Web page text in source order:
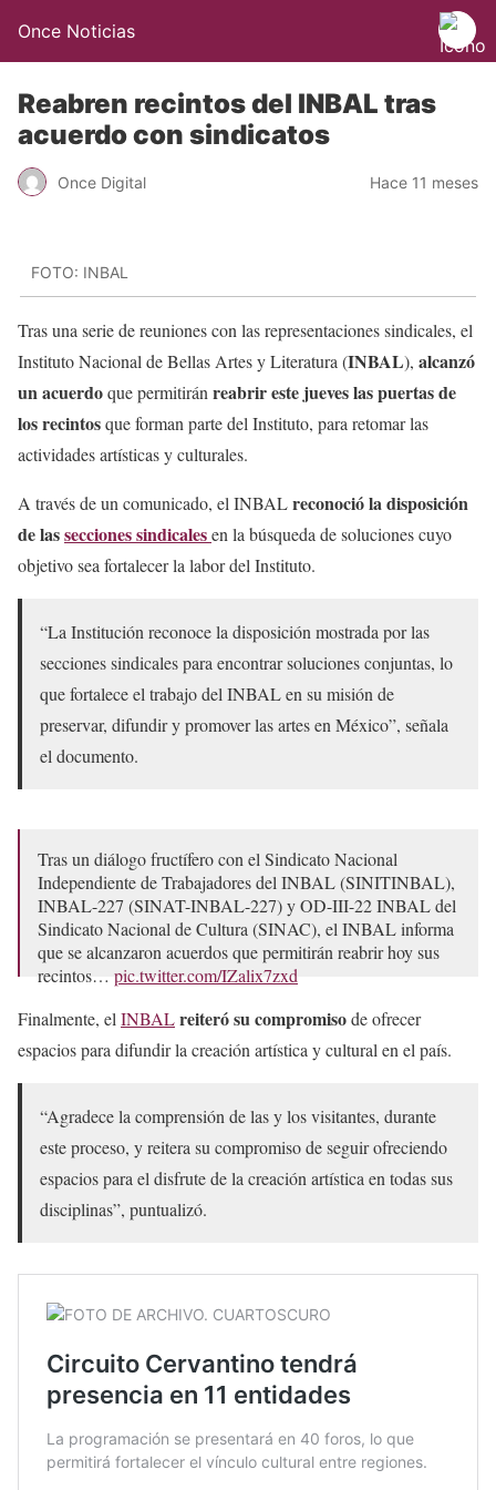
Once Noticias
Reabren recintos del INBAL tras
acuerdo con sindicatos
Once Digital Hace 11 meses
FOTO: INBAL
Tras una serie de reuniones con las representaciones sindicales, el
Instituto Nacional de Bellas Artes y Literatura (INBAL), alcanzó
un acuerdoque permitirán reabrir este jueves las puertas de
los recintosque forman parte del Instituto, para retomar las
actividades artísticas y culturales.
A través de un comunicado, el INBALreconoció la disposición
de lassecciones sindicalesen la búsqueda de soluciones cuyo
objetivo sea fortalecer la labor del Instituto.
“La Institución reconoce la disposición mostrada por las
secciones sindicales para encontrar soluciones conjuntas, lo
que fortalece el trabajo del INBAL en su misión de
preservar, difundir y promover las artes en México”, señala
el documento.
Tras un diálogo fructífero con el Sindicato Nacional
Independiente de Trabajadores del INBAL (SINITINBAL),
INBAL-227 (SINAT-INBAL-227) y OD-III-22 INBAL del
Sindicato Nacional de Cultura (SINAC), el INBAL informa
que se alcanzaron acuerdos que permitirán reabrir hoy sus
recintos… pic.twitter.com/IZalix7zxd
— Instituto Nacional de Bellas Artes y Literatura
(@bellasartesinba) September 11, 2025
Finalmente, el INBALreiteró su compromisode ofrecer
espacios para difundir la creación artística y cultural en el país.
“Agradece la comprensión de las y los visitantes, durante
este proceso, y reitera su compromiso de seguir ofreciendo
espacios para el disfrute de la creación artística en todas sus
disciplinas”, puntualizó.